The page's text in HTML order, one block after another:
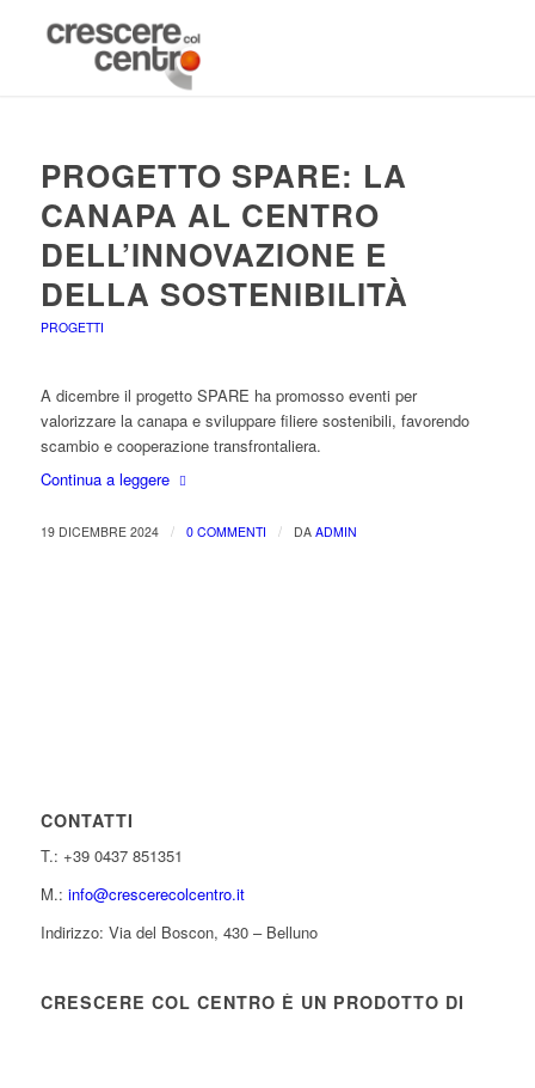
PROGETTO SPARE: LA
CANAPA AL CENTRO
DELL’INNOVAZIONE E
DELLA SOSTENIBILITÀ
PROGETTI
A dicembre il progetto SPARE ha promosso eventi per
valorizzare la canapa e sviluppare filiere sostenibili, favorendo
scambio e cooperazione transfrontaliera.
Continua a leggere
19 DICEMBRE 2024 / 0 COMMENTI / DA ADMIN
CONTATTI
T.: +39 0437 851351
M.: info@crescerecolcentro.it
Indirizzo: Via del Boscon, 430 – Belluno
CRESCERE COL CENTRO È UN PRODOTTO DI